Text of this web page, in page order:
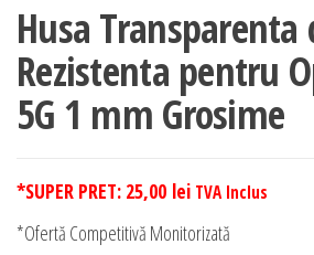
Husa Transparenta
Rezistenta pentru
5G 1 mm Grosime
*SUPER PRET: 25,00 lei TVA Inclus
*Ofertă Competitivă Monitorizată